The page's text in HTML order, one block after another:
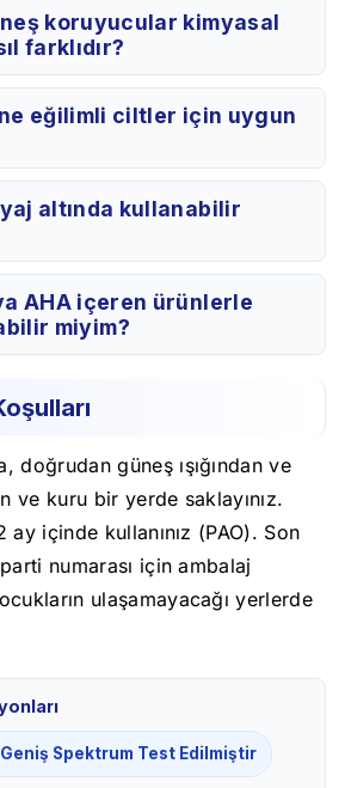
koruyucular kimyasal
farklıdır?
eğilimli ciltler için uygun
altında kullanabilir
AHA içeren ürünlerle
miyim?
doğrudan güneş ışığından ve
ve kuru bir yerde saklayınız.
ay içinde kullanınız (PAO). Son
numarası için ambalaj
ulaşamayacağı yerlerde
Geniş Spektrum Test Edilmiştir